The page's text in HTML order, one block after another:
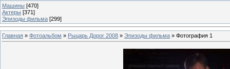
Машины [470]
Актеры [371]
Эпизоды фильма [299]
Главная » Фотоальбом » Рыцарь Дорог 2008 » Эпизоды фильма » Фотография 1